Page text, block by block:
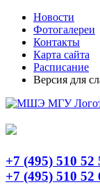
Skip
content
TelegramНовости
Фотогалереи
Контакты
Карта сайта
Расписание
Версия для
+7 (495) 510 52
+7 (495) 510 52